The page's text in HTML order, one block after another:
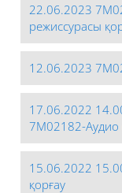
22.06.2023
режиссурасы
12.06.2023
17.06.2022
7М02182-Аудио
15.06.2022
қорғау